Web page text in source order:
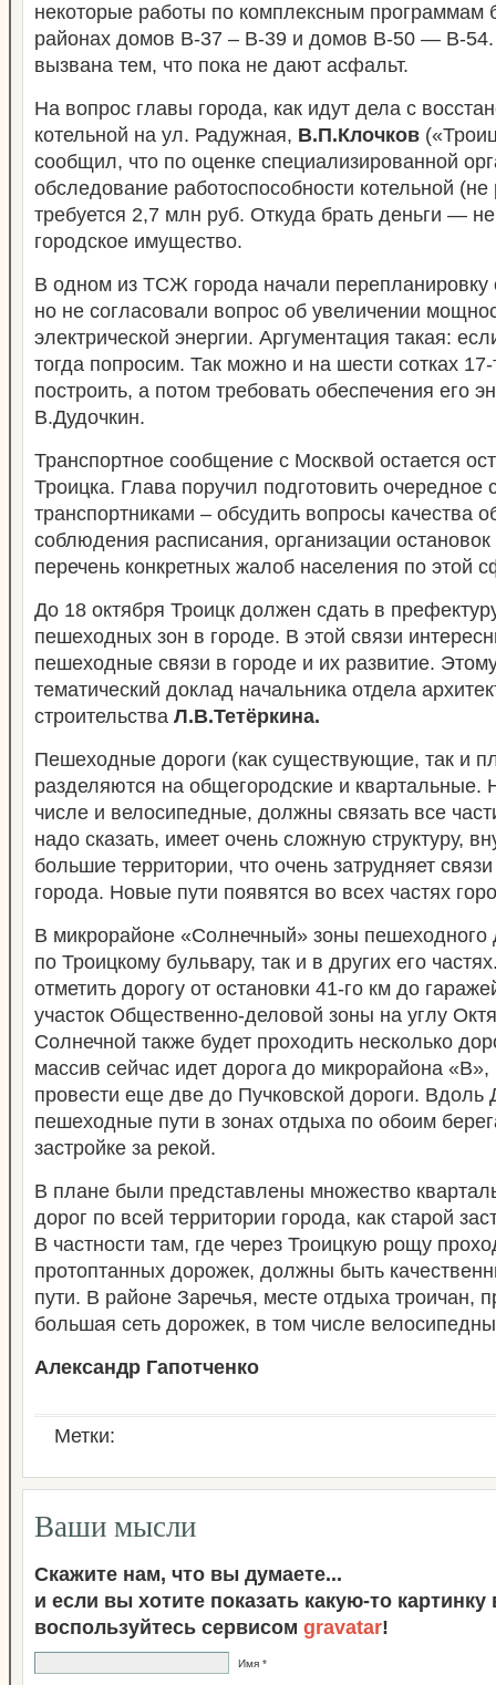
некоторые работы по комплексным программам
районах домов В-37 – В-39 и домов В-50 — В-54.
вызвана тем, что пока не дают асфальт.
На вопрос главы города, как идут дела с
котельной на ул. Радужная, В.П.Клочков
сообщил, что по оценке специализированной
обследование работоспособности котельной
требуется 2,7 млн руб. Откуда брать деньги —
городское имущество.
В одном из ТСЖ города начали
но не согласовали вопрос об увеличении
электрической энергии. Аргументация такая:
тогда попросим. Так можно и на шести сотках
построить, а потом требовать обеспечения его
В.Дудочкин.
Транспортное сообщение с Москвой остается
Троицка. Глава поручил подготовить очередное
транспортниками – обсудить вопросы качества
соблюдения расписания, организации
перечень конкретных жалоб населения по этой
До 18 октября Троицк должен сдать в
пешеходных зон в городе. В этой связи
пешеходные связи в городе и их развитие.
тематический доклад начальника отдела
строительства Л.В.Тетёркина.
Пешеходные дороги (как существующие, так и
разделяются на общегородские и квартальные.
числе и велосипедные, должны связать все
надо сказать, имеет очень сложную структуру,
большие территории, что очень затрудняет
города. Новые пути появятся во всех частях
В микрорайоне «Солнечный» зоны пешеходного
по Троицкому бульвару, так и в других его
отметить дорогу от остановки 41-го км до
участок Общественно-деловой зоны на углу
Солнечной также будет проходить несколько
массив сейчас идет дорога до микрорайона «В»,
провести еще две до Пучковской дороги.
пешеходные пути в зонах отдыха по обоим
застройке за рекой.
В плане были представлены множество
дорог по всей территории города, как старой
В частности там, где через Троицкую рощу
протоптанных дорожек, должны быть
пути. В районе Заречья, месте отдыха троичан,
большая сеть дорожек, в том числе
Александр Гапотченко
Метки:
Ваши мысли
Скажите нам, что вы думаете...
и если вы хотите показать какую-то
воспользуйтесь сервисом gravatar!
Имя *